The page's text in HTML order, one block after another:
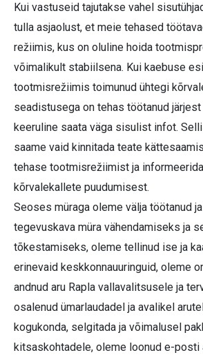
Kui vastuseid tajutakse vahel
tulla asjaolust, et meie tehased
režiimis, kus on oluline hoida
võimalikult stabiilsena. Kui kaebuse
tootmisrežiimis toimunud ühtegi
seadistusega on tehas töötanud järjest
keeruline saata väga sisulist infot.
saame vaid kinnitada teate
tehase tootmisrežiimist ja
kõrvalekallete puudumisest.
Seoses müraga oleme välja töötanud
tegevuskava müra vähendamiseks ja
tõkestamiseks, oleme tellinud ise ja
erinevaid keskkonnauuringuid, oleme
andnud aru Rapla vallavalitsusele ja
osalenud ümarlaudadel ja avalikel
kogukonda, selgitada ja võimalusel
kitsaskohtadele, oleme loonud e-posti